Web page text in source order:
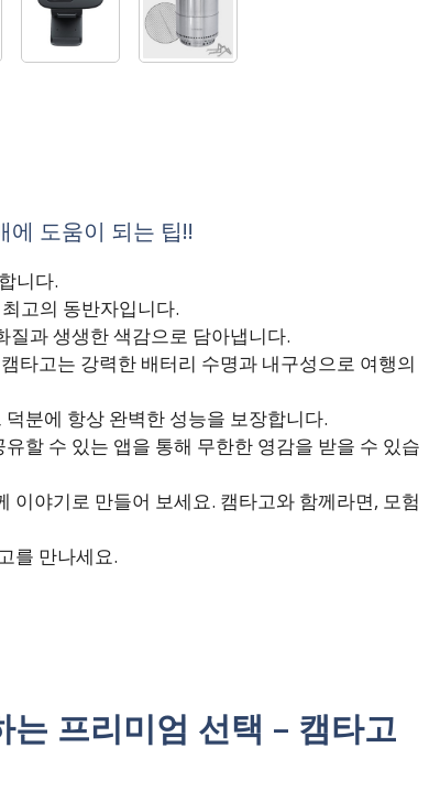
에 도움이 되는 팁!!
니다.
고의 동반자입니다.
질과 생생한 색감으로 담아냅니다.
타고는 강력한 배터리 수명과 내구성으로 여행의
분에 항상 완벽한 성능을 보장합니다.
할 수 있는 앱을 통해 무한한 영감을 받을 수 있습
이야기로 만들어 보세요. 캠타고와 함께라면, 모험
를 만나세요.
프리미엄 선택 – 캠타고